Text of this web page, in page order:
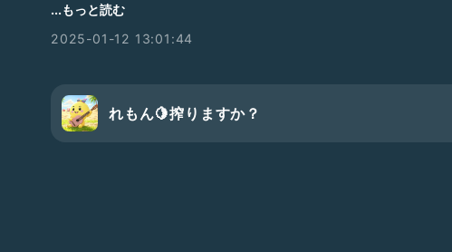
#徳永英明
...もっと読む
2025-01-12 13:01:44
れもん🍋搾りますか？